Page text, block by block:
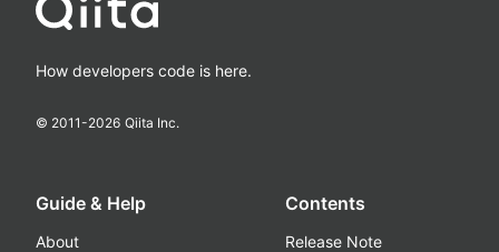
How developers code is here.
© 2011-2026 Qiita Inc.
Guide & Help
About
Contents
Release Note